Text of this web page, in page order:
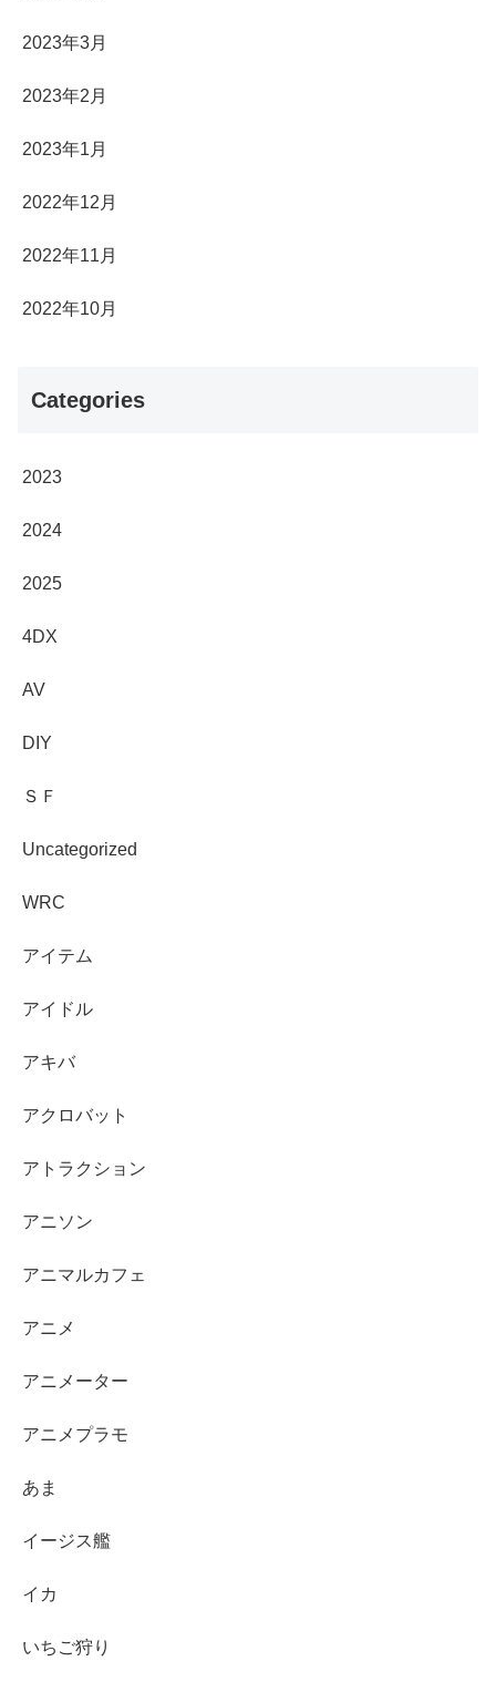
2023年3月
2023年2月
2023年1月
2022年12月
2022年11月
2022年10月
Categories
2023
2024
2025
4DX
AV
DIY
ＳＦ
Uncategorized
WRC
アイテム
アイドル
アキバ
アクロバット
アトラクション
アニソン
アニマルカフェ
アニメ
アニメーター
アニメプラモ
あま
イージス艦
イカ
いちご狩り